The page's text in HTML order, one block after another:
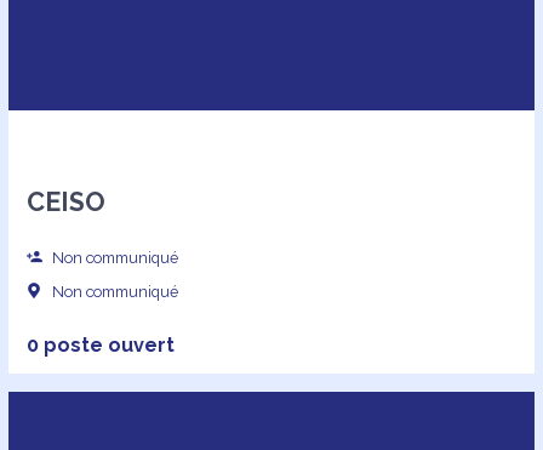
CEISO
Non communiqué
Non communiqué
0 poste ouvert